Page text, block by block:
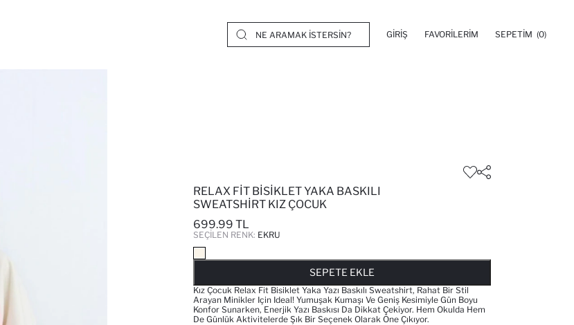
GIRIŞ FAVORILERIM SEPETIM (0)
RELAX FIT BISIKLET YAKA BASKILI
SWEATSHIRT KIZ ÇOCUK
699.99 TL
SEÇILEN RENK: EKRU
SEPETE EKLE
Kız Çocuk Relax Fit Bisiklet Yaka Yazı Baskılı Sweatshirt, Rahat Bir Stil
Arayan Minikler Için Ideal! Yumuşak Kumaşı Ve Geniş Kesimiyle Gün Boyu
Konfor Sunarken, Enerjik Yazı Baskısı Da Dikkat Çekiyor. Hem Okulda Hem
De Günlük Aktivitelerde Şık Bir Seçenek Olarak Öne Çıkıyor.